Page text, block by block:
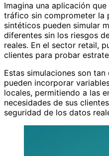
Imagina una aplicación
tráfico sin comprometer la
sintéticos pueden simular
diferentes sin los riesgos
reales. En el sector retail,
clientes para probar
Estas simulaciones son
pueden incorporar
locales, permitiendo a las
necesidades de sus
seguridad de los datos